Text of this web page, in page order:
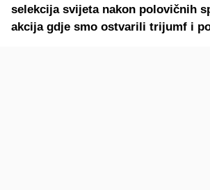
selekcija svijeta nakon polovičnih
akcija gdje smo ostvarili trijumf i